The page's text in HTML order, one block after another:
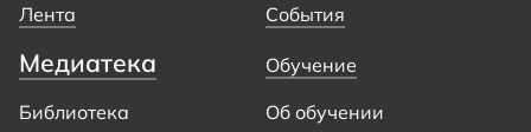
Лента События
Медиатека
Библиотека
Обучение
Об обучении